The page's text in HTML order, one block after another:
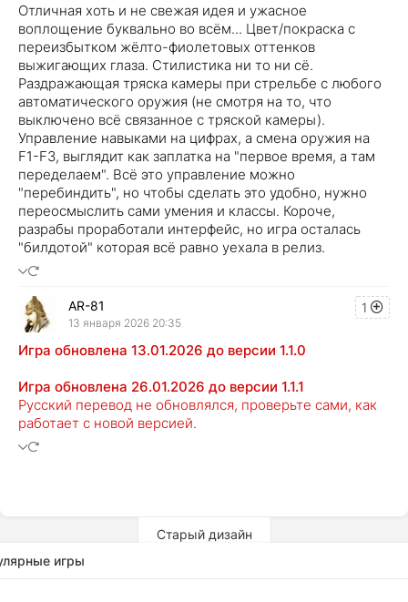
Отличная хоть и не свежая идея и ужасное
воплощение буквально во всём... Цвет/покраска с
переизбытком жёлто-фиолетовых оттенков
выжигающих глаза. Стилистика ни то ни сё.
Раздражающая тряска камеры при стрельбе с любого
автоматического оружия (не смотря на то, что
выключено всё связанное с тряской камеры).
Управление навыками на цифрах, а смена оружия на
F1-F3, выглядит как заплатка на "первое время, а там
переделаем". Всё это управление можно
"перебиндить", но чтобы сделать это удобно, нужно
переосмыслить сами умения и классы. Короче,
разрабы проработали интерфейс, но игра осталась
"билдотой" которая всё равно уехала в релиз.
1
AR-81
13 января 2026 20:35
Игра обновлена 13.01.2026 до версии 1.1.0
Игра обновлена 26.01.2026 до версии 1.1.1
Русский перевод не обновлялся, проверьте сами, как
работает с новой версией.
Старый дизайн
игры